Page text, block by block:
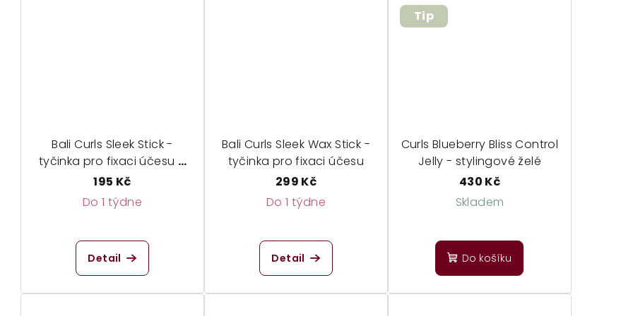
Bali Curls Sleek Stick -
tyčinka pro fixaci účesu a
obočí
195 Kč
Do 1 týdne
Detail
Bali Curls Sleek Wax Stick -
tyčinka pro fixaci účesu
299 Kč
Do 1 týdne
Detail
Tip
Curls Blueberry Bliss Control
Jelly - stylingové želé
430 Kč
Skladem
Do košíku